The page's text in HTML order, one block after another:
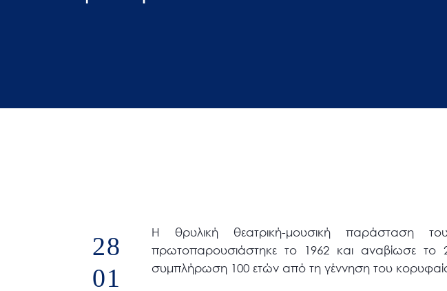
χρησιμοποιούν
28
01
Η θρυλική θεατρική-μουσική
πρωτοπαρουσιάστηκε το 1962 και αναβίωσε
συμπλήρωση 100 ετών από τη γέννηση του